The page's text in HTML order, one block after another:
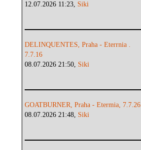
12.07.2026 11:23, Siki
DELINQUENTES, Praha - Eterrnia .
7.7.16
08.07.2026 21:50, Siki
GOATBURNER, Praha - Etermia, 7.7.26
08.07.2026 21:48, Siki